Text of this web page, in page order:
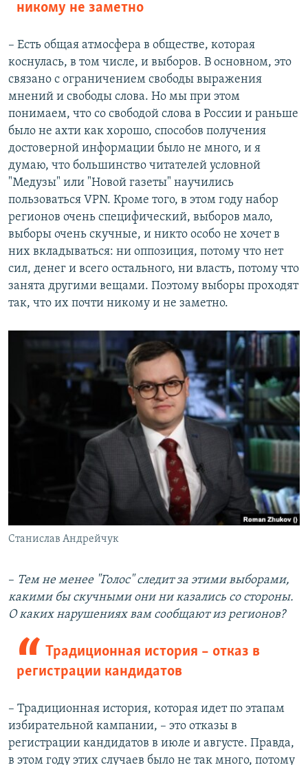
никому не заметно
– Есть общая атмосфера в обществе, которая
коснулась, в том числе, и выборов. В основном, это
связано с ограничением свободы выражения
мнений и свободы слова. Но мы при этом
понимаем, что со свободой слова в России и раньше
было не ахти как хорошо, способов получения
достоверной информации было не много, и я
думаю, что большинство читателей условной
"Медузы" или "Новой газеты" научились
пользоваться VPN. Кроме того, в этом году набор
регионов очень специфический, выборов мало,
выборы очень скучные, и никто особо не хочет в
них вкладываться: ни оппозиция, потому что нет
сил, денег и всего остального, ни власть, потому что
занята другими вещами. Поэтому выборы проходят
так, что их почти никому и не заметно.
Станислав Андрейчук
–​ Тем не менее "Голос" следит за этими выборами,
какими бы скучными они ни казались со стороны.
О каких нарушениях вам сообщают из регионов?
Традиционная история – отказ в
регистрации кандидатов
– Традиционная история, которая идет по этапам
избирательной кампании, – это отказы в
регистрации кандидатов в июле и августе. Правда,
в этом году этих случаев было не так много, потому